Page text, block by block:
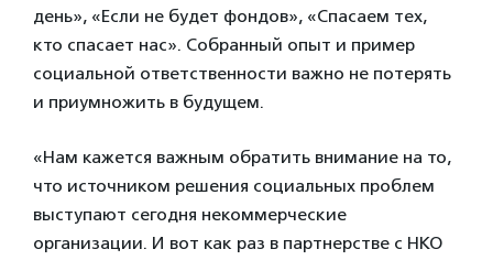
день», «Если не будет фондов», «Спасаем тех,
кто спасает нас». Собранный опыт и пример
социальной ответственности важно не потерять
и приумножить в будущем.
«Нам кажется важным обратить внимание на то,
что источником решения социальных проблем
выступают сегодня некоммерческие
организации. И вот как раз в партнерстве с НКО